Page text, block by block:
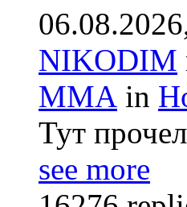
NIKODIM
ММА in
Тут
see more